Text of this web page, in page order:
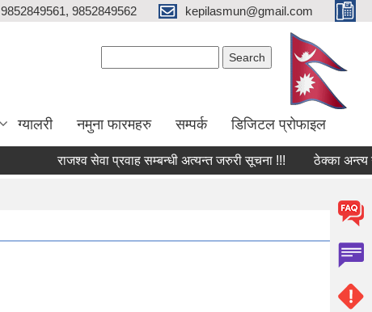
9852849561, 9852849562 kepilasmun@gmail.com
ग्यालरी नमुना फारमहरु सम्पर्क डिजिटल प्रोफाइल
राजश्व सेवा प्रवाह सम्बन्धी अत्यन्त जरुरी सूचना !!! ठेक्का अन्त्य